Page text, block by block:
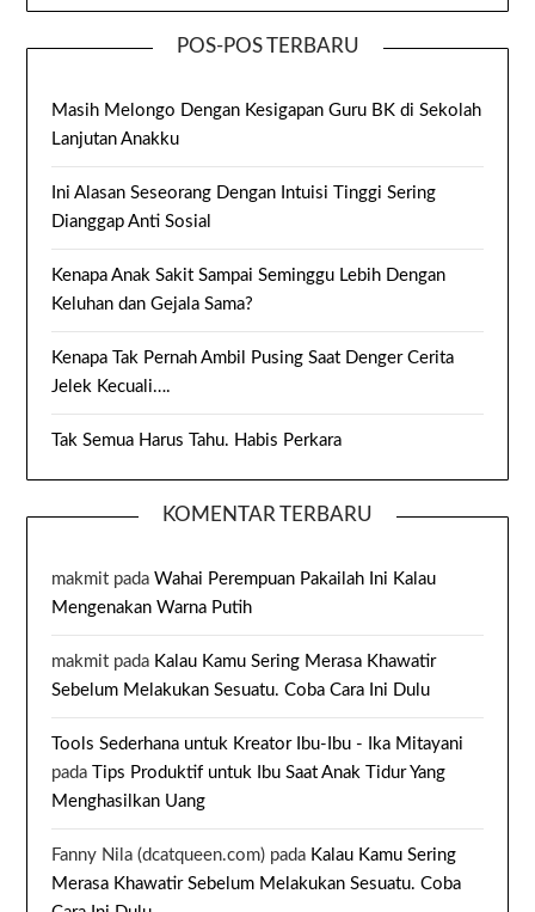
POS-POS TERBARU
Masih Melongo Dengan Kesigapan Guru BK di Sekolah
Lanjutan Anakku
Ini Alasan Seseorang Dengan Intuisi Tinggi Sering
Dianggap Anti Sosial
Kenapa Anak Sakit Sampai Seminggu Lebih Dengan
Keluhan dan Gejala Sama?
Kenapa Tak Pernah Ambil Pusing Saat Denger Cerita
Jelek Kecuali….
Tak Semua Harus Tahu. Habis Perkara
KOMENTAR TERBARU
makmit padaWahai Perempuan Pakailah Ini Kalau
Mengenakan Warna Putih
makmit pada Kalau Kamu Sering Merasa Khawatir
Sebelum Melakukan Sesuatu. Coba Cara Ini Dulu
Tools Sederhana untuk Kreator Ibu-Ibu - Ika Mitayani
pada
Tips Produktif untuk Ibu Saat Anak Tidur Yang
Menghasilkan Uang
Fanny Nila (dcatqueen.com) pada Kalau Kamu Sering
Merasa Khawatir Sebelum Melakukan Sesuatu. Coba